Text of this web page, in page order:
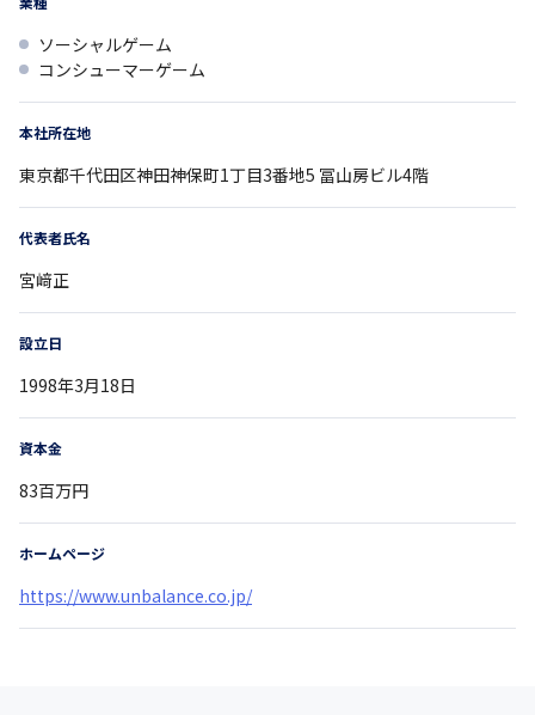
ソーシャルゲーム
コンシューマーゲーム
本社所在地
東京都千代田区神田神保町1丁目3番地5 冨山房ビル4階
代表者氏名
宮﨑正
設立日
1998年3月18日
資本金
83百万円
ホームページ
https://www.unbalance.co.jp/